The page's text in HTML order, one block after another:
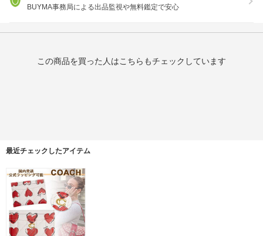
BUYMA事務局による出品監視や無料鑑定で安心
この商品を買った人はこちらもチェックしています
最近チェックしたアイテム